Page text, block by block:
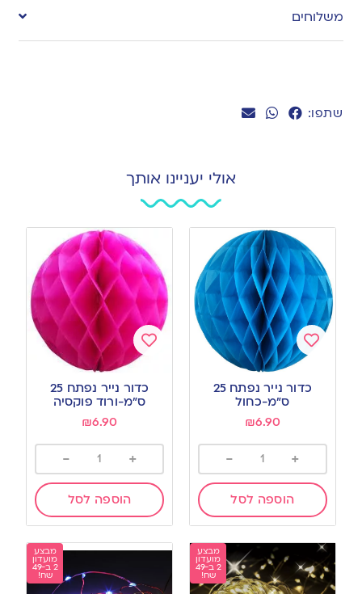
שתפו:
wishlist
משלוחים
אולי יעניינו אותך
Add
to
wishlist
כדור נייר נפתח 25
ס”מ-כחול
₪6.90
+
-
הוספה לסל
Add
to
wishlist
כדור נייר נפתח 25
ס”מ-ורוד פוקסיה
₪6.90
+
-
הוספה לסל
מבצע
מועדון
2 ב-49
שח!
מבצע
מועדון
2 ב-49
שח!